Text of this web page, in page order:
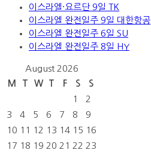
이스라엘·요르단 9일 TK
이스라엘 완전일주 9일 대한항공
이스라엘 완전일주 6일 SU
이스라엘 완전일주 8일 HY
August 2026
M
T W T F S
S
1
2
3
4 5 6 7 8
9
10 11 12 13 14 15 16
17 18 19 20 21 22 23